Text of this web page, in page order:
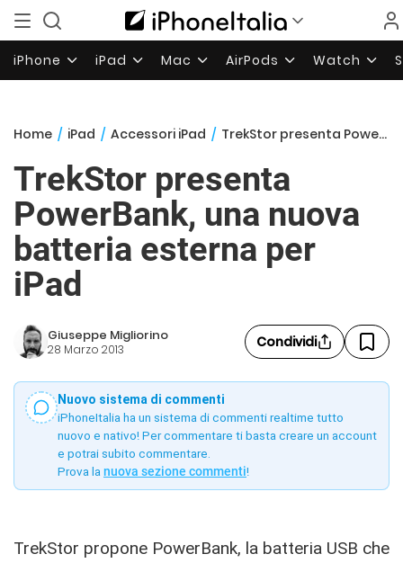
iPhone iPad Mac AirPods Watch
Home / iPad / Accessori iPad / TrekStor presenta PowerBank, una nuova batteria esterna per iPad
TrekStor presenta
PowerBank, una nuova
batteria esterna per
iPad
Giuseppe Migliorino
28 Marzo 2013 Condividi
Nuovo sistema di commenti
iPhoneItalia ha un sistema di commenti realtime tutto
nuovo e nativo! Per commentare ti basta creare un account
e potrai subito commentare.
Prova la nuova sezione commenti!
TrekStor propone PowerBank, la batteria USB che